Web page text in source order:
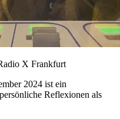
X Frankfurt
2024 ist ein
Reflexionen als